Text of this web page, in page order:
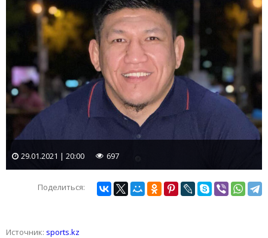
29.01.2021 | 20:00 697
Поделиться:
Источник: sports.kz